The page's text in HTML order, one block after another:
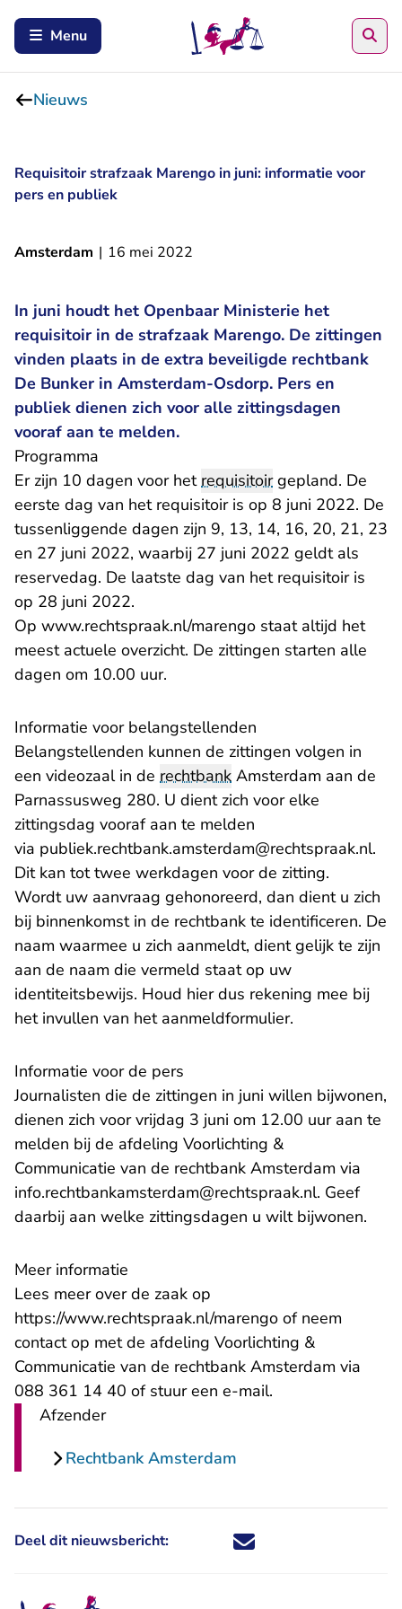
Menu
Nieuws
Requisitoir strafzaak Marengo in juni: informatie voor
pers en publiek
Amsterdam | 16 mei 2022
In juni houdt het Openbaar Ministerie het
requisitoir in de strafzaak Marengo. De zittingen
vinden plaats in de extra beveiligde rechtbank
De Bunker in Amsterdam-Osdorp. Pers en
publiek dienen zich voor alle zittingsdagen
vooraf aan te melden.
Programma
Er zijn 10 dagen voor hetrequisitoirgepland. De
eerste dag van het requisitoir is op 8 juni 2022. De
tussenliggende dagen zijn 9, 13, 14, 16, 20, 21, 23
en 27 juni 2022, waarbij 27 juni 2022 geldt als
reservedag. De laatste dag van het requisitoir is
op 28 juni 2022.
Op www.rechtspraak.nl/marengo staat altijd het
meest actuele overzicht. De zittingen starten alle
dagen om 10.00 uur.
Informatie voor belangstellenden
Belangstellenden kunnen de zittingen volgen in
een videozaal in de rechtbank Amsterdam aan de
Parnassusweg 280. U dient zich voor elke
zittingsdag vooraf aan te melden
via publiek.rechtbank.amsterdam@rechtspraak.nl- U
.
Dit kan tot twee werkdagen voor de zitting.
Wordt uw aanvraag gehonoreerd, dan dient u zich
bij binnenkomst in de rechtbank te identificeren. De
naam waarmee u zich aanmeldt, dient gelijk te zijn
aan de naam die vermeld staat op uw
identiteitsbewijs. Houd hier dus rekening mee bij
het invullen van het aanmeldformulier.
Informatie voor de pers
Journalisten die de zittingen in juni willen bijwonen,
dienen zich voor vrijdag 3 juni om 12.00 uur aan te
melden bij de afdeling Voorlichting &
Communicatie van de rechtbank Amsterdam via
info.rechtbankamsterdam@rechtspraak.nl. Geef
daarbij aan welke zittingsdagen u wilt bijwonen.
Meer informatie
Lees meer over de zaak op
https://www.rechtspraak.nl/marengo of neem
contact op met de afdeling Voorlichting &
Communicatie van de rechtbank Amsterdam via
088 361 14 40 of stuur een e-mail- U verlaat
.
Afzender
Rechtbank Amsterdam
Deel dit nieuwsbericht: Deel dit nieuwsbericht via X -
Deel dit nieuwsbericht via
Deel dit nieuwsbericht
Deel dit